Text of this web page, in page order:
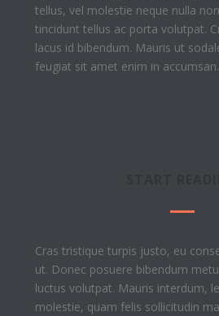
tellus, vel molestie neque nulla
tincidunt tellus ac porta volutpat.
lacus id bibendum. Mauris ut
feugiat sit amet enim in accumsan.
Cras tristique turpis justo, eu
ut. Donec posuere bibendum
luctus volutpat. Mauris interdum,
molestie, quam felis sollicitudin